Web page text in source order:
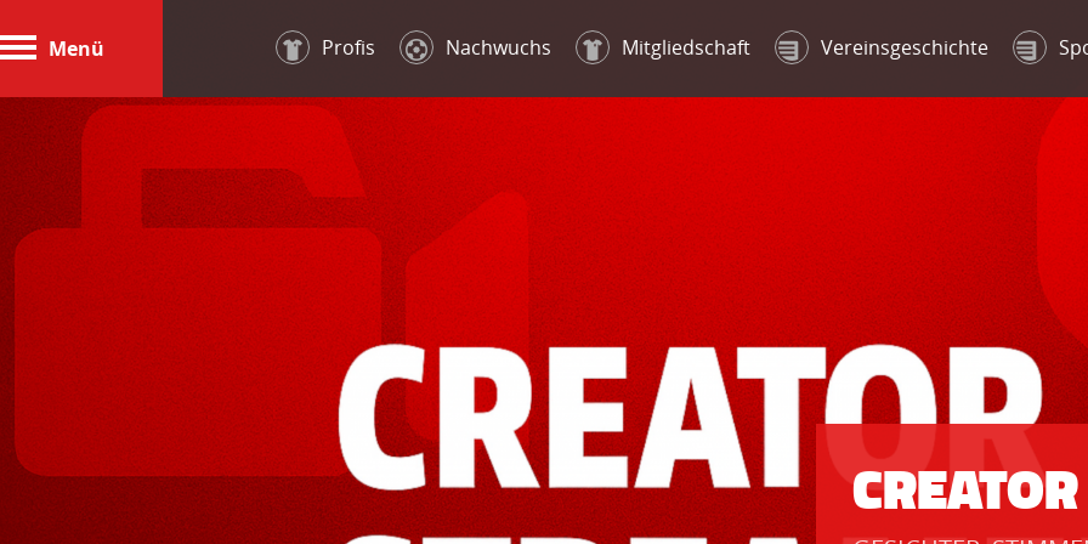
Menü Profis Nachwuchs Mitgliedschaft Vereinsgeschichte